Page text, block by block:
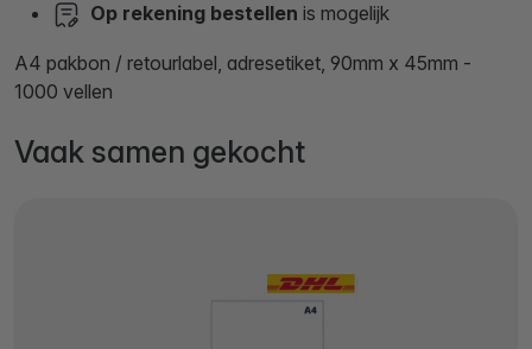
Op rekening bestellen is mogelijk
A4 pakbon / retourlabel, adresetiket, 90mm x 45mm -
1000 vellen
Vaak samen gekocht